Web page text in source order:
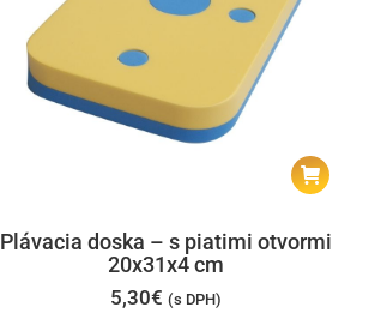
Plávacia doska – s piatimi otvormi
20x31x4 cm
5,30€ (s DPH)